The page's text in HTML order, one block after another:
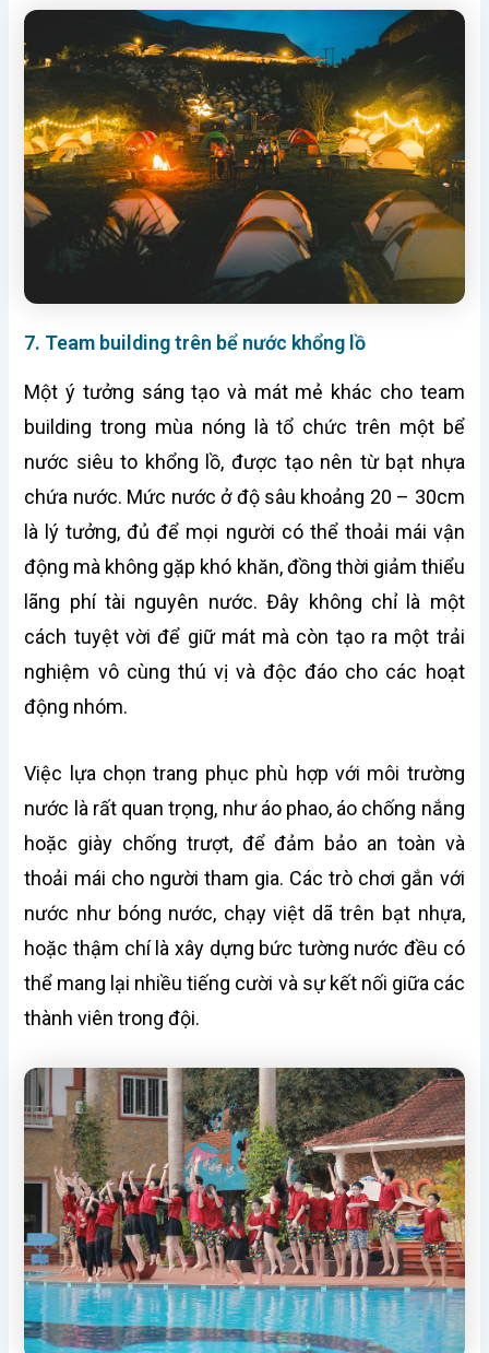
7. Team building trên bể nước khổng lồ
Một ý tưởng sáng tạo và mát mẻ khác cho team
building trong mùa nóng là tổ chức trên một bể
nước siêu to khổng lồ, được tạo nên từ bạt nhựa
chứa nước. Mức nước ở độ sâu khoảng 20 – 30cm
là lý tưởng, đủ để mọi người có thể thoải mái vận
động mà không gặp khó khăn, đồng thời giảm thiểu
lãng phí tài nguyên nước. Đây không chỉ là một
cách tuyệt vời để giữ mát mà còn tạo ra một trải
nghiệm vô cùng thú vị và độc đáo cho các hoạt
động nhóm.
Việc lựa chọn trang phục phù hợp với môi trường
nước là rất quan trọng, như áo phao, áo chống nắng
hoặc giày chống trượt, để đảm bảo an toàn và
thoải mái cho người tham gia. Các trò chơi gắn với
nước như bóng nước, chạy việt dã trên bạt nhựa,
hoặc thậm chí là xây dựng bức tường nước đều có
thể mang lại nhiều tiếng cười và sự kết nối giữa các
thành viên trong đội.